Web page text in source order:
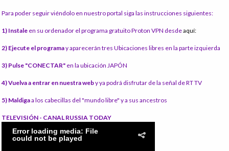
Para poder seguir viéndolo en nuestro portal siga las instrucciones siguientes:
1) Instale en su ordenador el programa gratuito Proton VPN desdeaquí:
2) Ejecute el programay aparecerán tres Ubicaciones libres en la parte izquierda
3) Pulse "CONECTAR" en la ubicación JAPÓN
4) Vuelva a entrar en nuestra weby ya podrá disfrutar de la señal de RT TV
5) Maldigaa los cabecillas del "mundo libre" y a sus ancestros
TELEVISIÓN - CANAL RUSSIA TODAY